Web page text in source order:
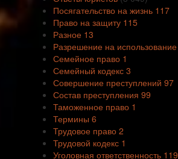
Посягательство на жизнь 117
Право на защиту 115
Разное 13
Разрешение на использование
Семейное право 1
Семейный кодекс 3
Совершение преступлений 97
Состав преступления 99
Таможенное право 1
Термины 6
Трудовое право 2
Трудовой кодекс 1
Уголовная ответственность 119